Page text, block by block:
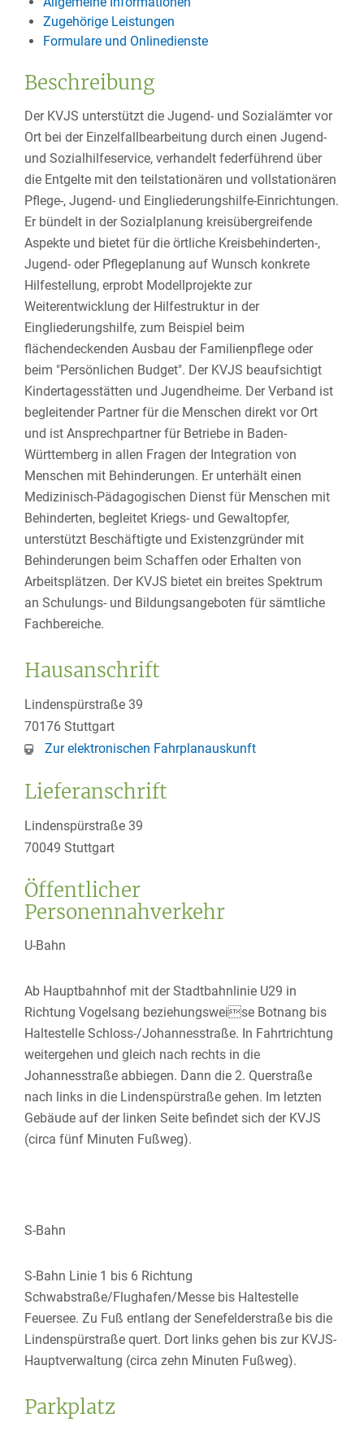
Zugehörige Leistungen
Formulare und Onlinedienste
Beschreibung
Der KVJS unterstützt die Jugend- und Sozialämter vor
Ort bei der Einzelfallbearbeitung durch einen Jugend-
und Sozialhilfeservice, verhandelt federführend über
die Entgelte mit den teilstationären und vollstationären
Pflege-, Jugend- und Eingliederungshilfe-Einrichtungen.
Er bündelt in der Sozialplanung kreisübergreifende
Aspekte und bietet für die örtliche Kreisbehinderten-,
Jugend- oder Pflegeplanung auf Wunsch konkrete
Hilfestellung, erprobt Modellprojekte zur
Weiterentwicklung der Hilfestruktur in der
Eingliederungshilfe, zum Beispiel beim
flächendeckenden Ausbau der Familienpflege oder
beim "Persönlichen Budget". Der KVJS beaufsichtigt
Kindertagesstätten und Jugendheime. Der Verband ist
begleitender Partner für die Menschen direkt vor Ort
und ist Ansprechpartner für Betriebe in Baden-
Württemberg in allen Fragen der Integration von
Menschen mit Behinderungen. Er unterhält einen
Medizinisch-Pädagogischen Dienst für Menschen mit
Behinderten, begleitet Kriegs- und Gewaltopfer,
unterstützt Beschäftigte und Existenzgründer mit
Behinderungen beim Schaffen oder Erhalten von
Arbeitsplätzen. Der KVJS bietet ein breites Spektrum
an Schulungs- und Bildungsangeboten für sämtliche
Fachbereiche.
Hausanschrift
Lindenspürstraße 39
70176 Stuttgart
Zur elektronischen Fahrplanauskunft
Lieferanschrift
Lindenspürstraße 39
70049 Stuttgart
Öffentlicher
Personennahverkehr
U-Bahn
Ab Hauptbahnhof mit der Stadtbahnlinie U29 in
Richtung Vogelsang beziehungsweise Botnang bis
Haltestelle Schloss-/Johannesstraße. In Fahrtrichtung
weitergehen und gleich nach rechts in die
Johannesstraße abbiegen. Dann die 2. Querstraße
nach links in die Lindenspürstraße gehen. Im letzten
Gebäude auf der linken Seite befindet sich der KVJS
(circa fünf Minuten Fußweg).
S-Bahn
S-Bahn Linie 1 bis 6 Richtung
Schwabstraße/Flughafen/Messe bis Haltestelle
Feuersee. Zu Fuß entlang der Senefelderstraße bis die
Lindenspürstraße quert. Dort links gehen bis zur KVJS-
Hauptverwaltung (circa zehn Minuten Fußweg).
Parkplatz